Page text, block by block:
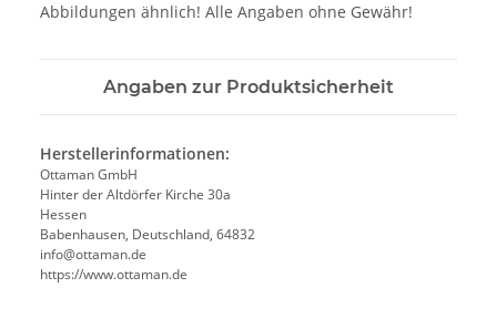
Abbildungen ähnlich! Alle Angaben ohne Gewähr!
Angaben zur Produktsicherheit
Herstellerinformationen:
Ottaman GmbH
Hinter der Altdörfer Kirche 30a
Hessen
Babenhausen, Deutschland, 64832
info@ottaman.de
https://www.ottaman.de